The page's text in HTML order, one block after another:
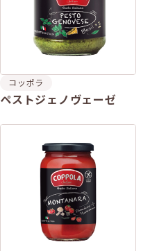
コッポラ
ペストジェノヴェーゼ